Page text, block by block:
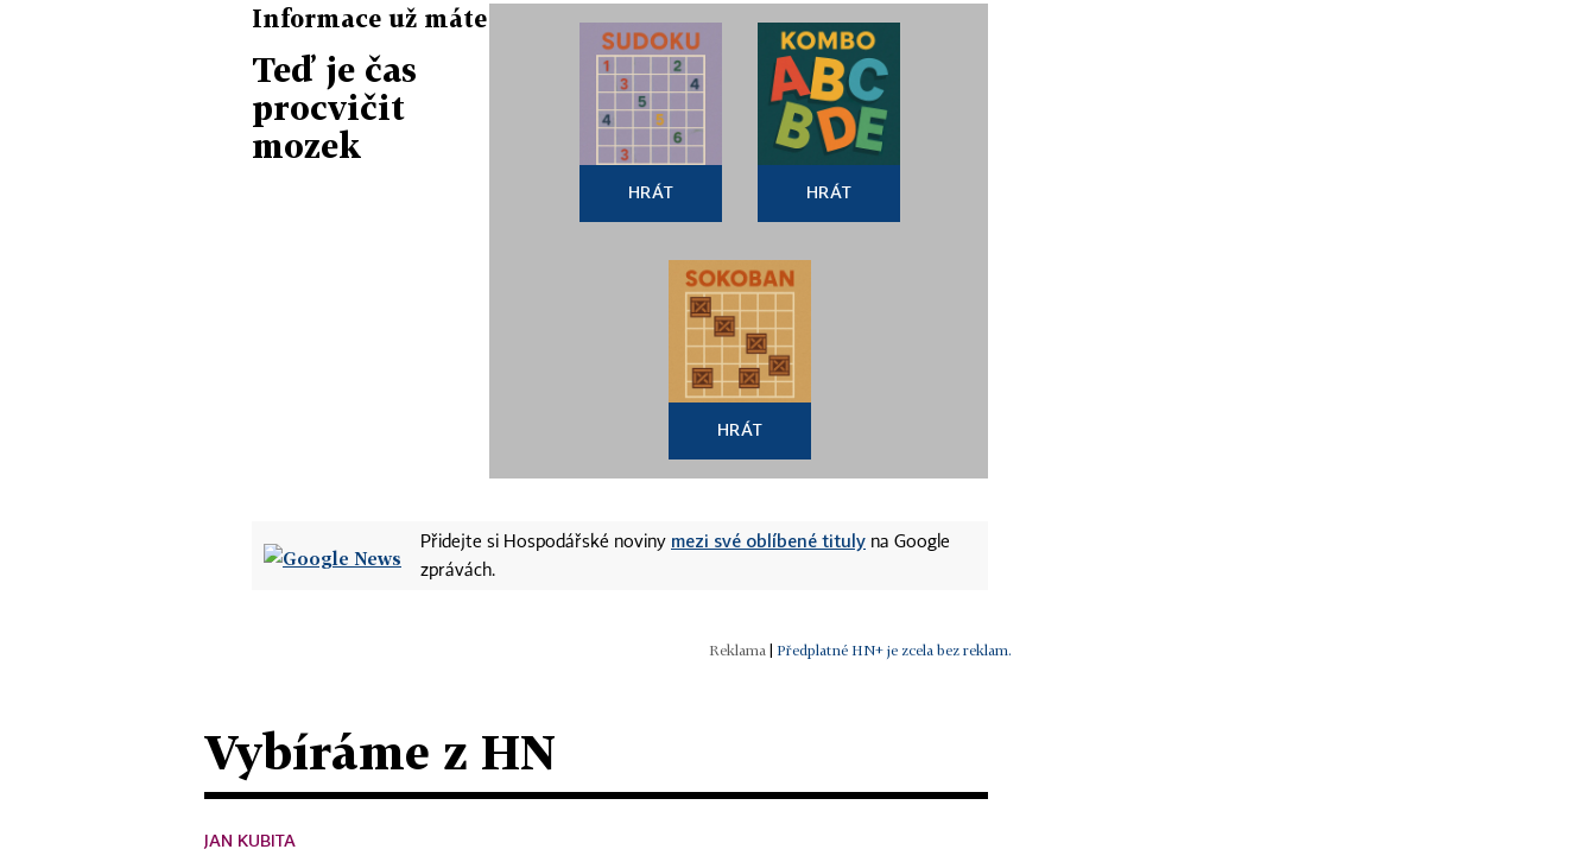
Informace už máte
Teď je čas
procvičit
mozek
HRÁT HRÁT
HRÁT
Přidejte si Hospodářské noviny mezi své oblíbené tituly na Google
zprávách.
Předplatné HN+ je zcela bez reklam.
Vybíráme z HN
JAN KUBITA